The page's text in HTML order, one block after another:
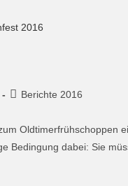
Berichte 2016
Oldtimerfrühschoppen
Bedingung dabei: Sie